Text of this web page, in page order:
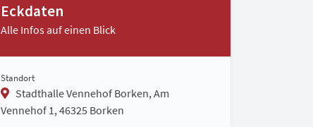
Eckdaten
Alle Infos auf einen Blick
Standort
Stadthalle Vennehof Borken, Am
Vennehof 1, 46325 Borken